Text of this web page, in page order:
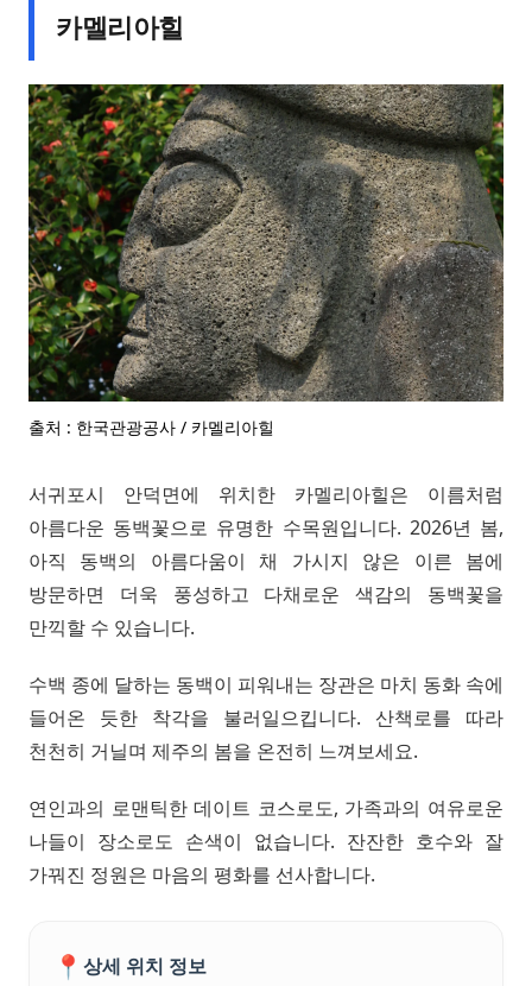
카멜리아힐
출처 : 한국관광공사 / 카멜리아힐
서귀포시 안덕면에 위치한 카멜리아힐은 이름처럼
아름다운 동백꽃으로 유명한 수목원입니다. 2026년 봄,
아직 동백의 아름다움이 채 가시지 않은 이른 봄에
방문하면 더욱 풍성하고 다채로운 색감의 동백꽃을
만끽할 수 있습니다.
수백 종에 달하는 동백이 피워내는 장관은 마치 동화 속에
들어온 듯한 착각을 불러일으킵니다. 산책로를 따라
천천히 거닐며 제주의 봄을 온전히 느껴보세요.
연인과의 로맨틱한 데이트 코스로도, 가족과의 여유로운
나들이 장소로도 손색이 없습니다. 잔잔한 호수와 잘
가꿔진 정원은 마음의 평화를 선사합니다.
📍 상세 위치 정보